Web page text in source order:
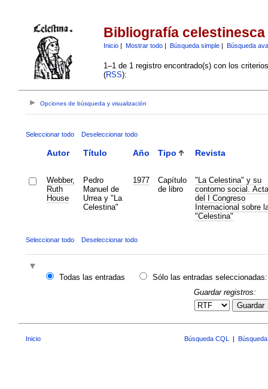
Bibliografía celestinesca
Inicio| Mostrar todo| Búsqueda simple| Búsqueda
1–1 de 1 registro encontrado(s) con los
(RSS):
Opciones de búsqueda y visualización
Seleccionar todo Deseleccionar todo
Autor Título Año Tipo Revista
Webber,
Ruth
House
Pedro
Manuel de
Urrea y "La
Celestina"
1977
Capítulo
de libro
"La Celestina" y su
contorno social.
del I Congreso
Internacional sobre
"Celestina"
Seleccionar todo Deseleccionar todo
Todas las entradas
Sólo las entradas seleccionadas:
Guardar registros:
Guardar
Inicio Búsqueda CQL